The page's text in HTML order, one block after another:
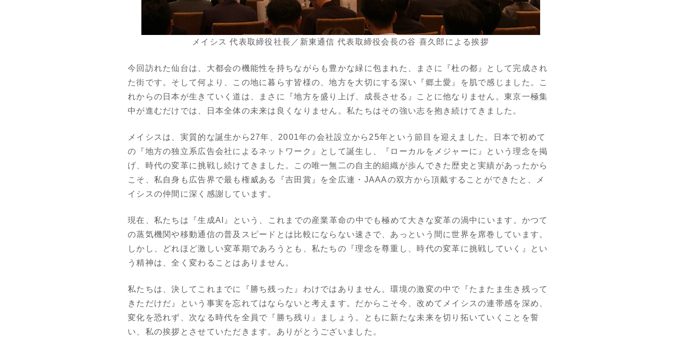
メイシス 代表取締役社長／新東通信 代表取締役会長の谷 喜久郎による挨拶
今回訪れた仙台は、大都会の機能性を持ちながらも豊かな緑に包まれた、まさに『杜の都』として完成され
た街です。そして何より、この地に暮らす皆様の、地方を大切にする深い『郷土愛』を肌で感じました。こ
れからの日本が生きていく道は、まさに『地方を盛り上げ、成長させる』ことに他なりません。東京一極集
中が進むだけでは、日本全体の未来は良くなりません。私たちはその強い志を抱き続けてきました。
メイシスは、実質的な誕生から27年、2001年の会社設立から25年という節目を迎えました。日本で初めて
の『地方の独立系広告会社によるネットワーク』として誕生し、『ローカルをメジャーに』という理念を掲
げ、時代の変革に挑戦し続けてきました。この唯一無二の自主的組織が歩んできた歴史と実績があったから
こそ、私自身も広告界で最も権威ある『吉田賞』を全広連・JAAAの双方から頂戴することができたと、メ
イシスの仲間に深く感謝しています。
現在、私たちは『生成AI』という、これまでの産業革命の中でも極めて大きな変革の渦中にいます。かつて
の蒸気機関や移動通信の普及スピードとは比較にならない速さで、あっという間に世界を席巻しています。
しかし、どれほど激しい変革期であろうとも、私たちの『理念を尊重し、時代の変革に挑戦していく』とい
う精神は、全く変わることはありません。
私たちは、決してこれまでに『勝ち残った』わけではありません。環境の激変の中で『たまたま生き残って
きただけだ』という事実を忘れてはならないと考えます。だからこそ今、改めてメイシスの連帯感を深め、
変化を恐れず、次なる時代を全員で『勝ち残り』ましょう。ともに新たな未来を切り拓いていくことを誓
い、私の挨拶とさせていただきます。ありがとうございました。